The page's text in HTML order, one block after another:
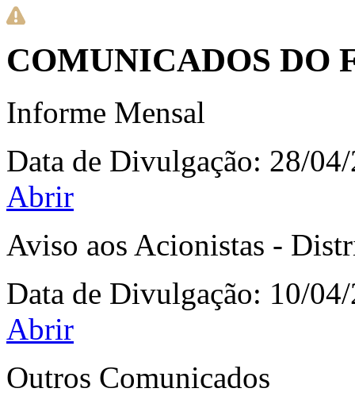
COMUNICADOS DO
Informe Mensal
Data de Divulgação: 28/
Abrir
Aviso aos Acionistas -
Data de Divulgação: 10/
Abrir
Outros Comunicados